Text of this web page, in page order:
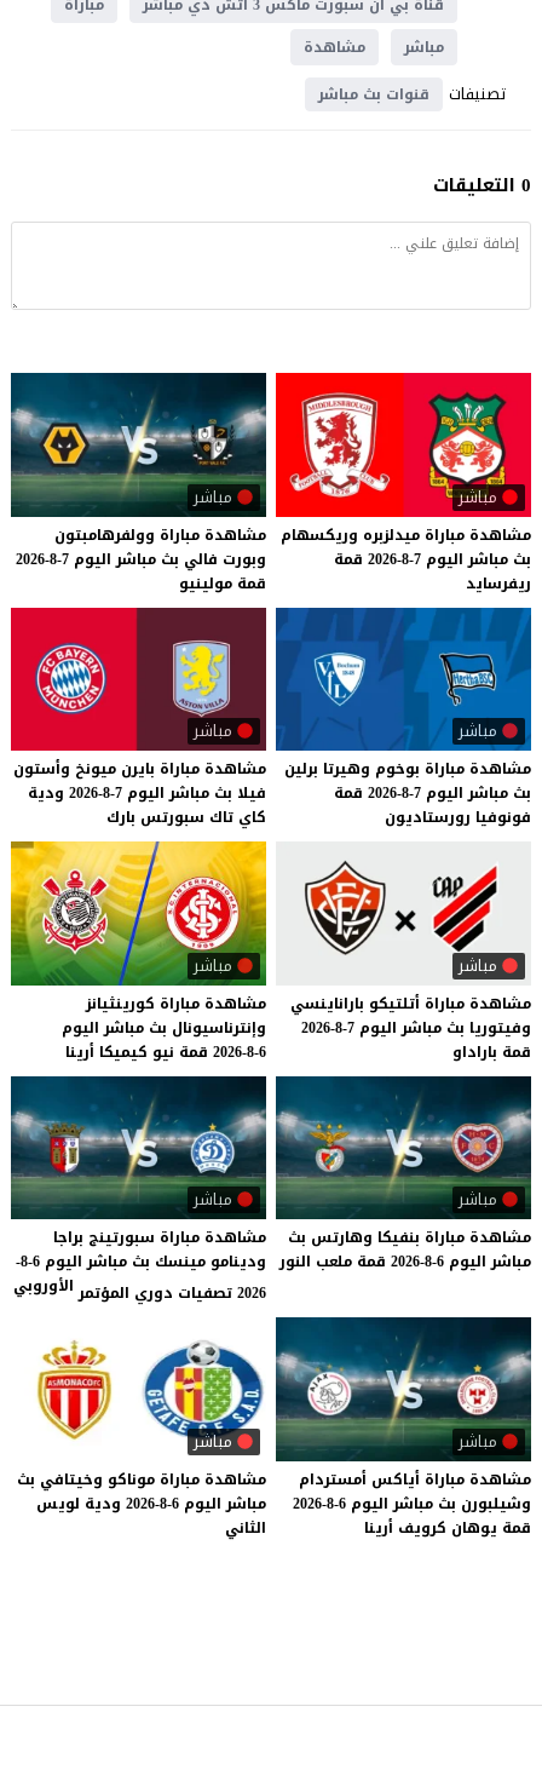
مباشر
مشاهدة
تصنيفات قنوات بث مباشر
0 التعليقات
مباشر
مشاهدة مباراة ميدلزبره وريكسهام
بث مباشر اليوم 7-8-2026
قمة
ريفرسايد
مباشر
مشاهدة مباراة وولفرهامبتون
وبورت فالي بث مباشر اليوم 7-8-2026
قمة مولينيو
مباشر
مشاهدة مباراة بوخوم وهيرتا برلين
بث مباشر اليوم 7-8-2026
قمة
فونوفيا رورستاديون
مباشر
مشاهدة مباراة بايرن ميونخ وأستون
فيلا بث مباشر اليوم 7-8-2026
ودية
كاي تاك سبورتس بارك
مباشر
مشاهدة مباراة أتلتيكو باراناينسي
وفيتوريا بث مباشر اليوم 7-8-2026
قمة باراداو
مباشر
مشاهدة مباراة كورينثيانز
وإنترناسيونال بث مباشر اليوم
6-8-2026
قمة نيو كيميكا أرينا
مباشر
مشاهدة مباراة بنفيكا وهارتس بث
مباشر اليوم 6-8-2026 قمة ملعب النور
مباشر
مشاهدة مباراة سبورتينج براجا
ودينامو مينسك بث مباشر اليوم 6-8-
2026 تصفيات دوري المؤتمر
الأوروبي
مباشر
مشاهدة مباراة أياكس أمستردام
وشيلبورن بث مباشر اليوم 6-8-2026
قمة يوهان كرويف أرينا
مباشر
مشاهدة مباراة موناكو وخيتافي بث
مباشر اليوم 6-8-2026 ودية لويس
الثاني